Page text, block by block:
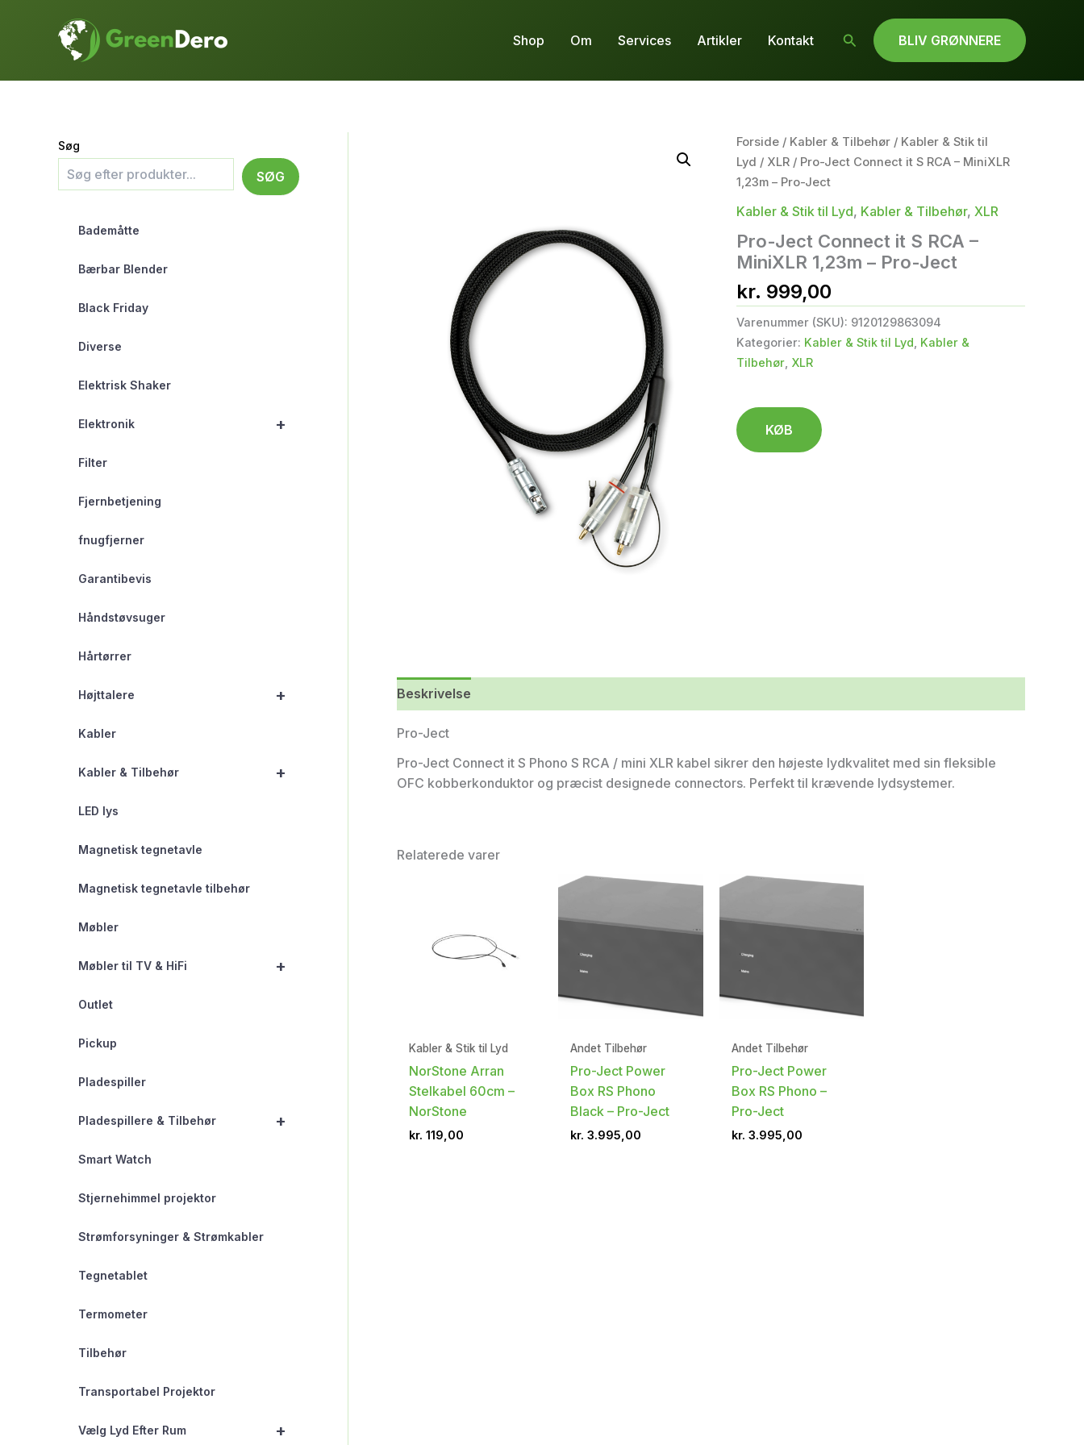
Shop Om Services Artikler Kontakt Søg BLIV GRØNNERE
Søg
SØG
Bademåtte
Bærbar Blender
Black Friday
Diverse
Elektrisk Shaker
+
Elektronik
Filter
Fjernbetjening
fnugfjerner
Garantibevis
Håndstøvsuger
Hårtørrer
+
Højttalere
Kabler
+
Kabler & Tilbehør
LED lys
Magnetisk tegnetavle
Magnetisk tegnetavle tilbehør
Møbler
+
Møbler til TV & HiFi
Outlet
Pickup
Pladespiller
+
Pladespillere & Tilbehør
Smart Watch
Stjernehimmel projektor
Strømforsyninger & Strømkabler
Tegnetablet
Termometer
Tilbehør
Transportabel Projektor
+
Vælg Lyd Efter Rum
Forside/ Kabler & Tilbehør/ Kabler & Stik til
Lyd / XLR/ Pro-Ject Connect it S RCA – MiniXLR
1,23m – Pro-Ject
Kabler & Stik til Lyd, Kabler & Tilbehør, XLR
Pro-Ject Connect it S RCA –
MiniXLR 1,23m – Pro-Ject
kr. 999,00
Varenummer (SKU): 9120129863094
Kategorier: Kabler & Stik til Lyd Kabler &
Tilbehør, XLR
KØB
Beskrivelse
Pro-Ject
Pro-Ject Connect it S Phono S RCA / mini XLR kabel sikrer den højeste lydkvalitet med sin fleksible
OFC kobberkonduktor og præcist designede connectors. Perfekt til krævende lydsystemer.
Relaterede varer
Kabler & Stik til Lyd
NorStone Arran
Stelkabel 60cm –
NorStone
kr. 119,00
Andet Tilbehør
Pro-Ject Power
Box RS Phono
Black – Pro-Ject
kr. 3.995,00
Andet Tilbehør
Pro-Ject Power
Box RS Phono –
Pro-Ject
kr. 3.995,00